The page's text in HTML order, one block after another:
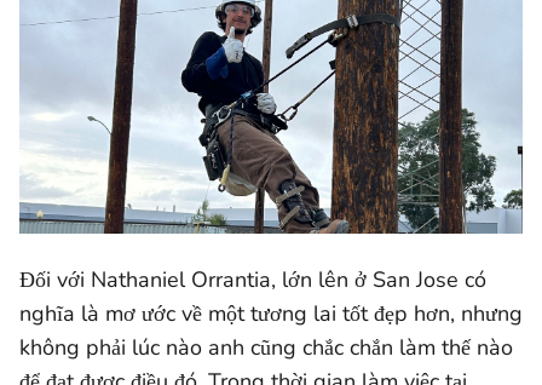
Đối với Nathaniel Orrantia, lớn lên ở San Jose có
nghĩa là mơ ước về một tương lai tốt đẹp hơn, nhưng
không phải lúc nào anh cũng chắc chắn làm thế nào